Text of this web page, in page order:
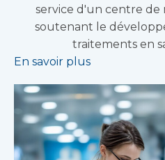
service d'un centre
soutenant le
traitements en
En savoir plus